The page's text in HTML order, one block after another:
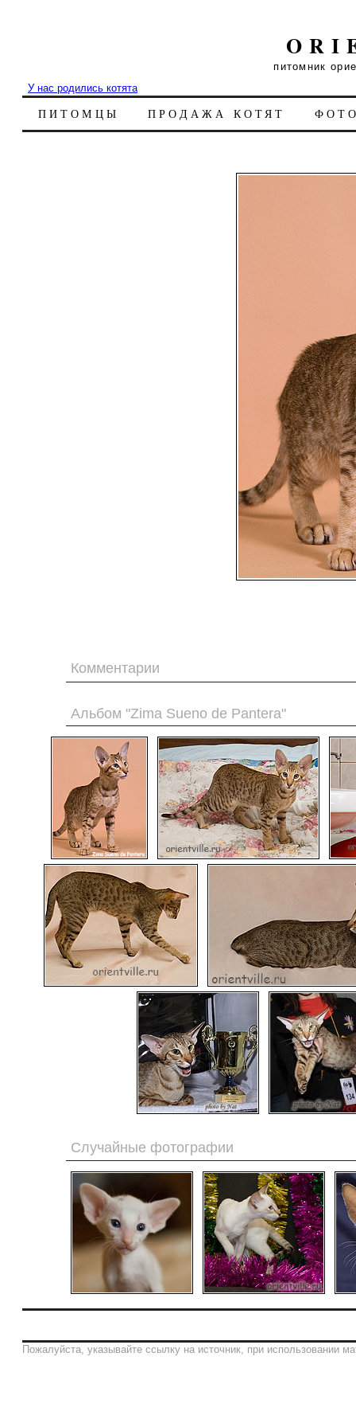
питомник
У нас родились котята
ПИТОМЦЫ ПРОДАЖА КОТЯТ
Комментарии
Альбом "Zima Sueno de Pantera"
Случайные фотографии
Пожалуйста, указывайте ссылку на источник, при использовании